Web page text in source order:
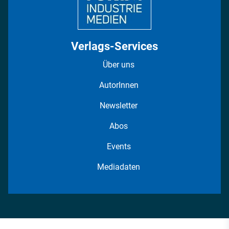
Verlags-Services
Über uns
AutorInnen
Newsletter
Abos
Events
Mediadaten